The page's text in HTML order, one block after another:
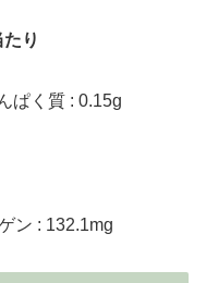
り
く質 : 0.15g
ン : 132.1mg